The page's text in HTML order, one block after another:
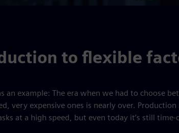
to flexible
an example: The era when we had to choose
very expensive ones is nearly over.
at a high speed, but even today it’s still